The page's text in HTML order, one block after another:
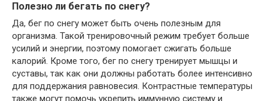
Полезно ли бегать по снегу?
Да, бег по снегу может быть очень полезным для
организма. Такой тренировочный режим требует больше
усилий и энергии, поэтому помогает сжигать больше
калорий. Кроме того, бег по снегу тренирует мышцы и
суставы, так как они должны работать более интенсивно
для поддержания равновесия. Контрастные температуры
также могут помочь укрепить иммунную систему и